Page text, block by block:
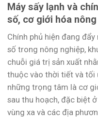
Máy sấy lạnh và
số, cơ giới hóa
Chính phủ hiện đang
số trong nông nghiệp,
chuỗi giá trị sản xuất
thuộc vào thời tiết và tối
những trọng tâm là cơ
sau thu hoạch, đặc biệt
vùng xa và các địa